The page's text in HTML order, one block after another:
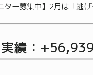
ター募集中】2月は「逃
績：